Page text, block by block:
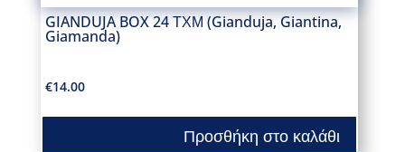
GIANDUJA BOX 24 ΤΧΜ (Gianduja, Giantina,
Giamanda)
€14.00
Προσθήκη στο καλάθι